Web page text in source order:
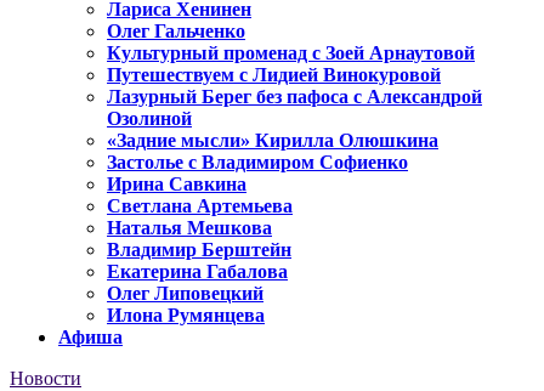
Лариса Хенинен
Олег Гальченко
Культурный променад с Зоей Арнаутовой
Путешествуем с Лидией Винокуровой
Лазурный Берег без пафоса с Александрой
Озолиной
«Задние мысли» Кирилла Олюшкина
Застолье с Владимиром Софиенко
Ирина Савкина
Светлана Артемьева
Наталья Мешкова
Владимир Берштейн
Екатерина Габалова
Олег Липовецкий
Илона Румянцева
Афиша
Новости